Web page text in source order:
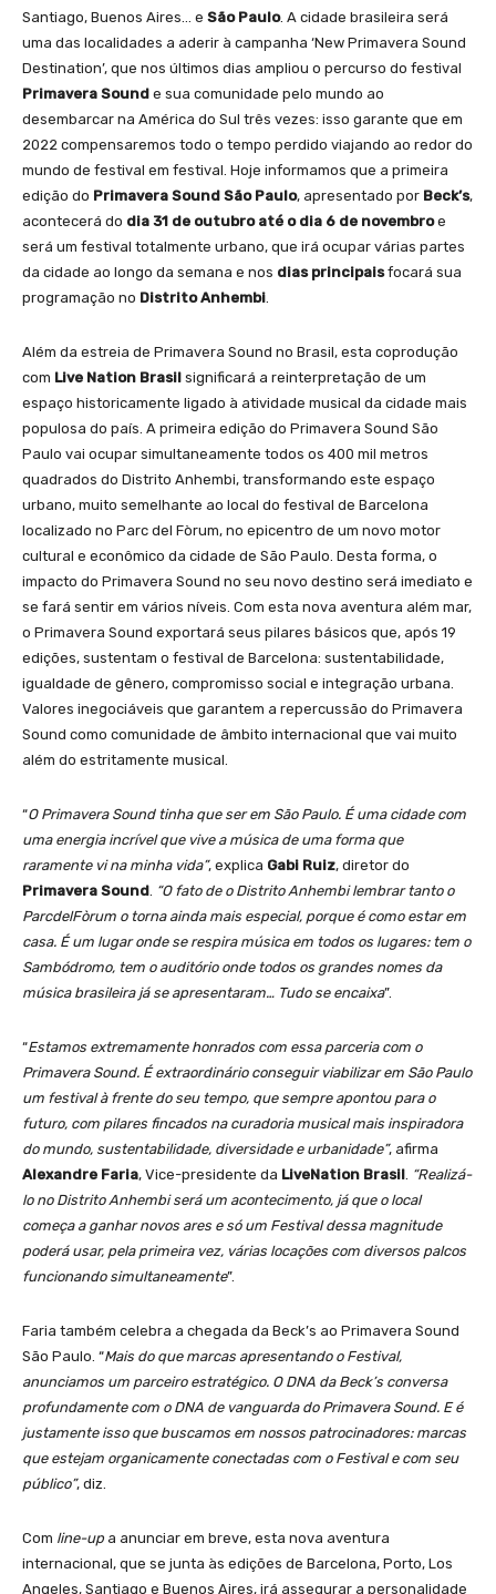
Santiago, Buenos Aires… e São Paulo. A cidade brasileira será
uma das localidades a aderir à campanha ‘New Primavera Sound
Destination’, que nos últimos dias ampliou o percurso do festival
Primavera Sound e sua comunidade pelo mundo ao
desembarcar na América do Sul três vezes: isso garante que em
2022 compensaremos todo o tempo perdido viajando ao redor do
mundo de festival em festival. Hoje informamos que a primeira
edição do Primavera Sound São Paulo, apresentado por Beck’s,
acontecerá do dia 31 de outubro até o dia 6 de novembroe
será um festival totalmente urbano, que irá ocupar várias partes
da cidade ao longo da semana e nos dias principaisfocará sua
programação no Distrito Anhembi.
Além da estreia de Primavera Sound no Brasil, esta coprodução
com Live Nation Brasil significará a reinterpretação de um
espaço historicamente ligado à atividade musical da cidade mais
populosa do país. A primeira edição do Primavera Sound São
Paulo vai ocupar simultaneamente todos os 400 mil metros
quadrados do Distrito Anhembi, transformando este espaço
urbano, muito semelhante ao local do festival de Barcelona
localizado no Parc del Fòrum, no epicentro de um novo motor
cultural e econômico da cidade de São Paulo. Desta forma, o
impacto do Primavera Sound no seu novo destino será imediato e
se fará sentir em vários níveis. Com esta nova aventura além mar,
o Primavera Sound exportará seus pilares básicos que, após 19
edições, sustentam o festival de Barcelona: sustentabilidade,
igualdade de gênero, compromisso social e integração urbana.
Valores inegociáveis que garantem a repercussão do Primavera
Sound como comunidade de âmbito internacional que vai muito
além do estritamente musical.
“O Primavera Sound tinha que ser em São Paulo. É uma cidade com
uma energia incrível que vive a música de uma forma que
raramente vi na minha vida”, explica Gabi Ruiz, diretor do
Primavera Sound. “O fato de o Distrito Anhembi lembrar tanto o
ParcdelFòrum o torna ainda mais especial, porque é como estar em
casa. É um lugar onde se respira música em todos os lugares: tem o
Sambódromo, tem o auditório onde todos os grandes nomes da
música brasileira já se apresentaram… Tudo se encaixa”.
“Estamos extremamente honrados com essa parceria com o
Primavera Sound. É extraordinário conseguir viabilizar em São Paulo
um festival à frente do seu tempo, que sempre apontou para o
futuro, com pilares fincados na curadoria musical mais inspiradora
do mundo, sustentabilidade, diversidade e urbanidade”, afirma
Alexandre Faria, Vice-presidente da LiveNation Brasil. “Realizá-
lo no Distrito Anhembi será um acontecimento, já que o local
começa a ganhar novos ares e só um Festival dessa magnitude
poderá usar, pela primeira vez, várias locações com diversos palcos
funcionando simultaneamente”.
Faria também celebra a chegada da Beck’s ao Primavera Sound
São Paulo. “Mais do que marcas apresentando o Festival,
anunciamos um parceiro estratégico. O DNA da Beck’s conversa
profundamente com o DNA de vanguarda do Primavera Sound. E é
justamente isso que buscamos em nossos patrocinadores: marcas
que estejam organicamente conectadas com o Festival e com seu
público”, diz.
Com line-up a anunciar em breve, esta nova aventura
internacional, que se junta às edições de Barcelona, ​​Porto, Los
Angeles, Santiago e Buenos Aires, irá assegurar a personalidade